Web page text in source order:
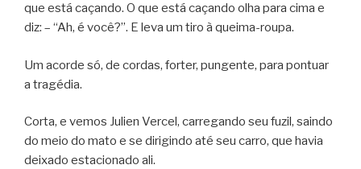
que está caçando. O que está caçando olha para cima e
diz: – “Ah, é você?”. E leva um tiro à queima-roupa.
Um acorde só, de cordas, forter, pungente, para pontuar
a tragédia.
Corta, e vemos Julien Vercel, carregando seu fuzil, saindo
do meio do mato e se dirigindo até seu carro, que havia
deixado estacionado ali.